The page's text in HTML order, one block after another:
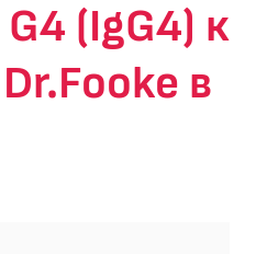
(IgG4) к
в